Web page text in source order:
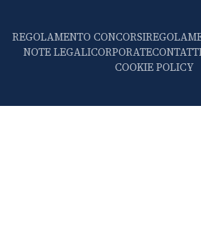
REGOLAMENTO CONCORSI
NOTE LEGALICORPORATE
COOKIE POLICY